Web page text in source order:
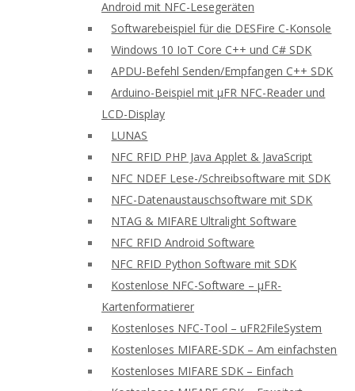
Android mit NFC-Lesegeräten
Softwarebeispiel für die DESFire C-Konsole
Windows 10 IoT Core C++ und C# SDK
APDU-Befehl Senden/Empfangen C++ SDK
Arduino-Beispiel mit μFR NFC-Reader und
LCD-Display
LUNAS
NFC RFID PHP Java Applet & JavaScript
NFC NDEF Lese-/Schreibsoftware mit SDK
NFC-Datenaustauschsoftware mit SDK
NTAG & MIFARE Ultralight Software
NFC RFID Android Software
NFC RFID Python Software mit SDK
Kostenlose NFC-Software – μFR-
Kartenformatierer
Kostenloses NFC-Tool – uFR2FileSystem
Kostenloses MIFARE-SDK – Am einfachsten
Kostenloses MIFARE SDK – Einfach